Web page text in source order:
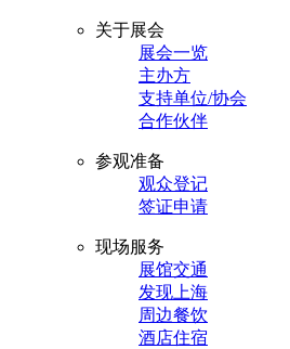
关于展会
展会一览
主办方
支持单位/协会
合作伙伴
参观准备
观众登记
签证申请
现场服务
展馆交通
发现上海
周边餐饮
酒店住宿